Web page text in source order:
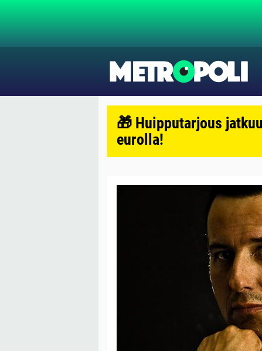
🎁 Huipputarjous
eurolla!